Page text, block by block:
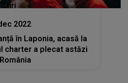
Stiri
2022
în Laponia, acasă la
charter a plecat astăzi